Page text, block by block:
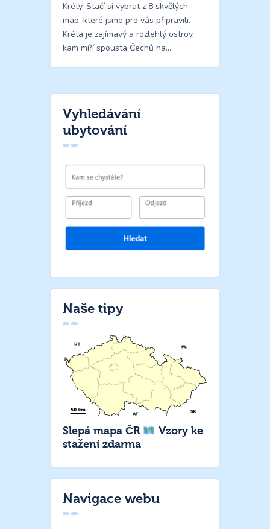
Kréty. Stačí si vybrat z 8 skvělých
map, které jsme pro vás připravili.
Kréta je zajímavý a rozlehlý ostrov,
kam míří spousta Čechů na…
Vyhledávání
ubytování
Naše tipy
Slepá mapa ČR
Vzory ke
stažení zdarma
Navigace webu